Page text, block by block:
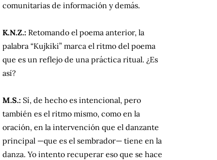
comunitarias de información y demás.
K.N.Z.: Retomando el poema anterior, la
palabra “Kujkiki” marca el ritmo del poema
que es un reflejo de una práctica ritual. ¿Es
así?
M.S.: Sí, de hecho es intencional, pero
también es el ritmo mismo, como en la
oración, en la intervención que el danzante
principal —que es el sembrador— tiene en la
danza. Yo intento recuperar eso que se hace